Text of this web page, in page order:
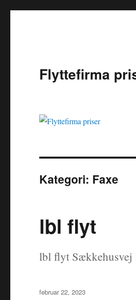
Flyttefirma
Kategori: Faxe
lbl flyt
lbl flyt Sækkehusvej
Udgivet
februar 22, 2023